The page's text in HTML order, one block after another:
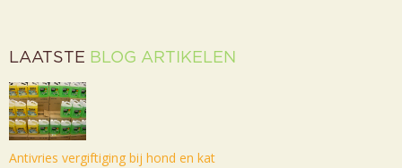
LAATSTE BLOG ARTIKELEN
Antivries vergiftiging bij hond en kat